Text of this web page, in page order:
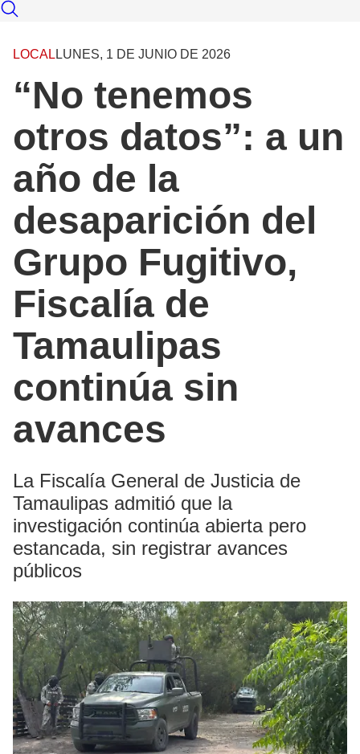
LOCAL LUNES, 1 DE JUNIO DE 2026
“No tenemos
otros datos”: a un
año de la
desaparición del
Grupo Fugitivo,
Fiscalía de
Tamaulipas
continúa sin
avances
La Fiscalía General de Justicia de
Tamaulipas admitió que la
investigación continúa abierta pero
estancada, sin registrar avances
públicos